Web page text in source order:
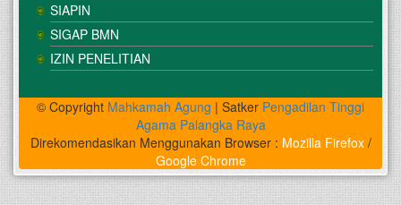
SIAPIN
SIGAP BMN
IZIN PENELITIAN
© Copyright Mahkamah Agung | Satker Pengadilan Tinggi
Agama Palangka Raya
Direkomendasikan Menggunakan Browser : Mozilla Firefox/
Google Chrome